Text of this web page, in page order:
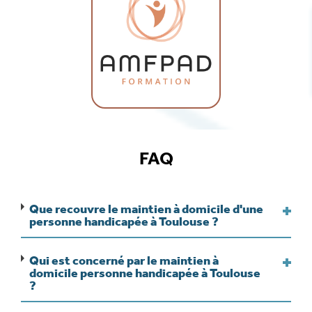
FAQ
Que recouvre le maintien à domicile d'une
personne handicapée à Toulouse ?
Qui est concerné par le maintien à
domicile personne handicapée à Toulouse
?